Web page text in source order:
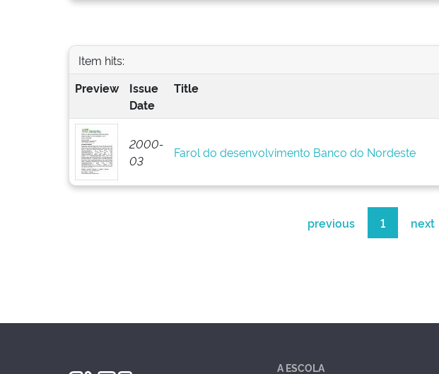
Item hits:
Preview
Issue
Date
Title
2000-
03
Farol do desenvolvimento Banco do Nordeste
previous 1 next
A ESCOLA